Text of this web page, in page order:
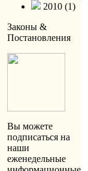
2010 (1)
Законы &
Постановления
Вы можете
подписаться на
наши
еженедельные